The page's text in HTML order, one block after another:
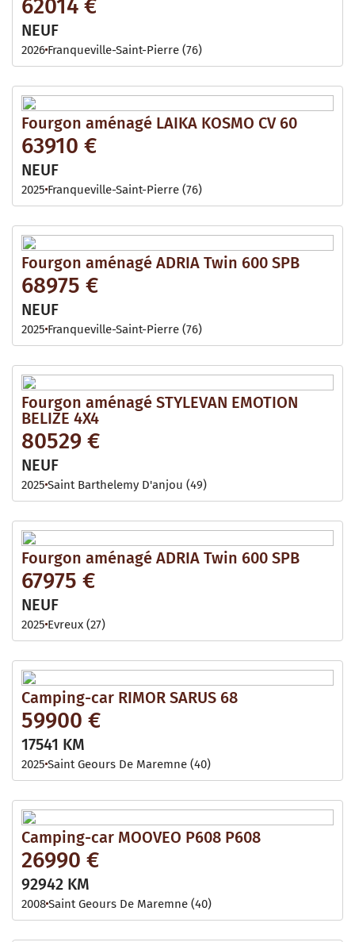
62014 €
NEUF
2026 Franqueville-Saint-Pierre (76)
Fourgon aménagé LAIKA KOSMO CV 60
63910 €
NEUF
2025 Franqueville-Saint-Pierre (76)
Fourgon aménagé ADRIA Twin 600 SPB
68975 €
NEUF
2025 Franqueville-Saint-Pierre (76)
Fourgon aménagé STYLEVAN EMOTION
BELIZE 4X4
80529 €
NEUF
2025 Saint Barthelemy D'anjou (49)
Fourgon aménagé ADRIA Twin 600 SPB
67975 €
NEUF
2025 Evreux (27)
Camping-car RIMOR SARUS 68
59900 €
17541 KM
2025 Saint Geours De Maremne (40)
Camping-car MOOVEO P608 P608
26990 €
92942 KM
2008Saint Geours De Maremne (40)